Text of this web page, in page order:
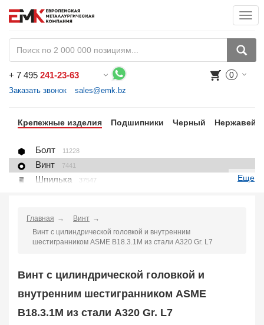
+ 7 495 241-23-63
Заказать звонок sales@emk.bz
0
Крепежные изделия Подшипники Черный
Болт 11228
Винт 7441
Шпилька 37547
Пробка, вставка
U-болт (хомут) 266
Еще
Главная
Винт
Винт с цилиндрической головкой и внутренним
шестигранником ASME B18.3.1M из стали A320 Gr. L7
Винт с цилиндрической головкой и
внутренним шестигранником ASME
B18.3.1M из стали A320 Gr. L7